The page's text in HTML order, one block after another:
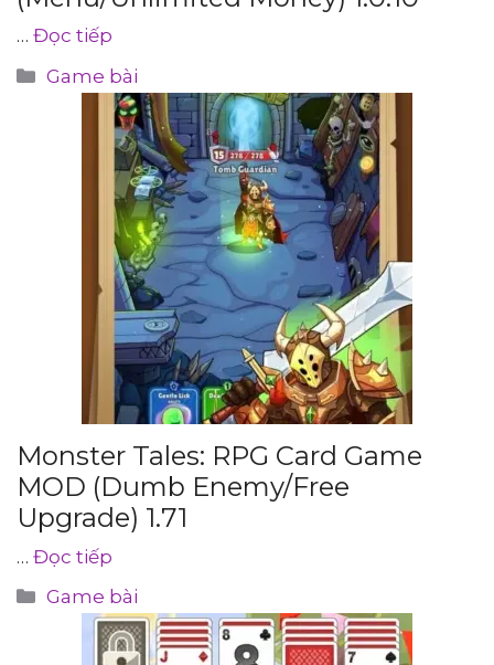
… Đọc tiếp
Danh
mục
Game bài
Monster Tales: RPG Card Game
MOD (Dumb Enemy/Free
Upgrade) 1.71
… Đọc tiếp
Danh
mục
Game bài